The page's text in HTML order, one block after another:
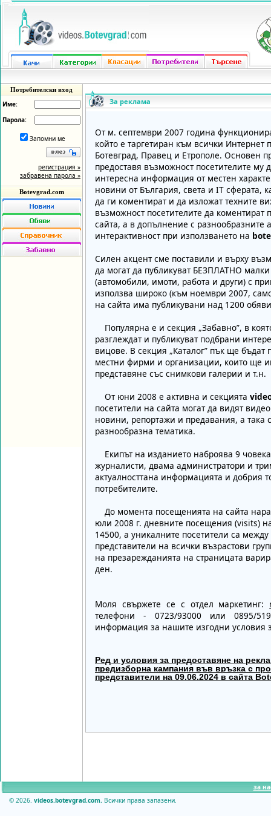
Потребителски вход
Име:
Парола:
Запомни ме
регистрация »
забравена парола »
Botevgrad.com
За реклама
От м. септември 2007 година
който е таргетиран към всички Интернет
Ботевград, Правец и Етрополе. Основен
предоставя възможност посетителите му
интересна информация от местен
новини от България, света и IT сферата,
да ги коментират и да изложат техните
възможност посетителите да коментират
сайта, а в допълнение с разнообразните
интерактивност при използването на
Силен акцент сме поставили и върху
да могат да публикуват БЕЗПЛАТНО
(автомобили, имоти, работа и други) с
използва широко (към ноември 2007,
на сайта има публикувани над 1200
Популярна е и секция „Забавно”, в
разглеждат и публикуват подбрани
вицове. В секция „Каталог” пък ще бъдат
местни фирми и организации, които ще
представяне със снимкови галерии и т.н.
От юни 2008 е активна и секцията
посетители на сайта могат да видят
новини, репортажи и предавания, а
разнообразна тематика.
Екипът на изданието наброява 9
журналисти, двама администратори и
актуалносттана информацията и добрия
потребителите.
До момента посещенията на сайта
юли 2008 г. дневните посещения (visits)
14500, а уникалните посетители са
представители на всички възрастови
на презарежданията на страницата
ден.
Моля свържете се с отдел маркетинг:
телефони - 0723/93000 или 0895/
информация за нашите изгодни условия
Ред и условия за предоставяне на
предизборна кампания във връзка с
представители на 09.06.2024 в сайта
за
© 2026. videos.botevgrad.com. Всички права запазени.